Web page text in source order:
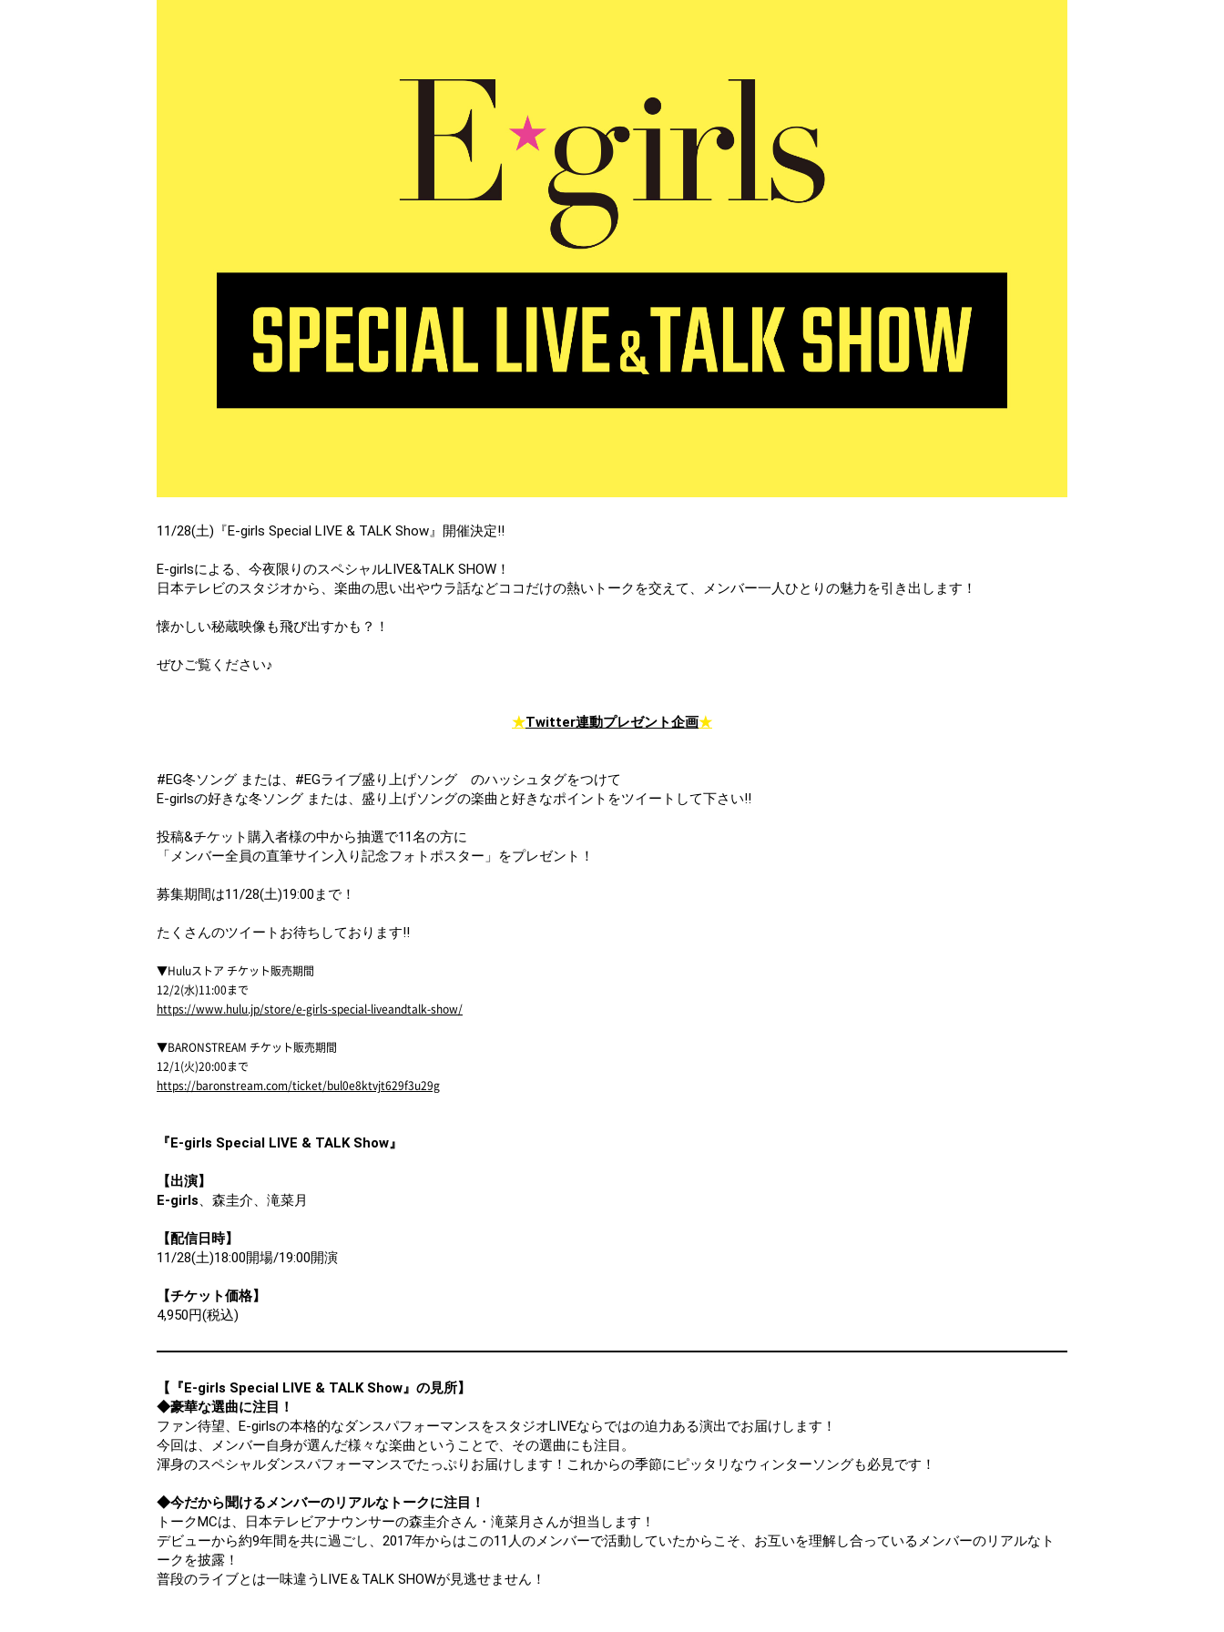
11/28(土)『E-girls Special LIVE & TALK Show』開催決定!!
E-girlsによる、今夜限りのスペシャルLIVE&TALK SHOW！
日本テレビのスタジオから、楽曲の思い出やウラ話などココだけの熱いトークを交えて、メンバー一人ひとりの魅力を引き出します！
懐かしい秘蔵映像も飛び出すかも？！
ぜひご覧ください♪
★Twitter連動プレゼント企画★
#EG冬ソング または、#EGライブ盛り上げソング のハッシュタグをつけて
E-girlsの好きな冬ソング または、盛り上げソングの楽曲と好きなポイントをツイートして下さい!!
投稿&チケット購入者様の中から抽選で11名の方に
「メンバー全員の直筆サイン入り記念フォトポスター」をプレゼント！
募集期間は11/28(土)19:00まで！
たくさんのツイートお待ちしております!!
▼Huluストア チケット販売期間
12/2(水)11:00まで
https://www.hulu.jp/store/e-girls-special-liveandtalk-show/
▼BARONSTREAM チケット販売期間
12/1(火)20:00まで
https://baronstream.com/ticket/bul0e8ktvjt629f3u29g
『E-girls Special LIVE & TALK Show』
【出演】
E-girls 、森圭介、滝菜月
【配信日時】
11/28(土)18:00開場/19:00開演
【チケット価格】
4,950円(税込)
【『E-girls Special LIVE & TALK Show』の見所】
◆豪華な選曲に注目！
ファン待望、E-girlsの本格的なダンスパフォーマンスをスタジオLIVEならではの迫力ある演出でお届けします！
今回は、メンバー自身が選んだ様々な楽曲ということで、その選曲にも注目。
渾身のスペシャルダンスパフォーマンスでたっぷりお届けします！これからの季節にピッタリなウィンターソングも必見です！
◆今だから聞けるメンバーのリアルなトークに注目！
トークMCは、日本テレビアナウンサーの森圭介さん・滝菜月さんが担当します！
デビューから約9年間を共に過ごし、2017年からはこの11人のメンバーで活動していたからこそ、お互いを理解し合っているメンバーのリアルなト
ークを披露！
普段のライブとは一味違うLIVE＆TALK SHOWが見逃せません！